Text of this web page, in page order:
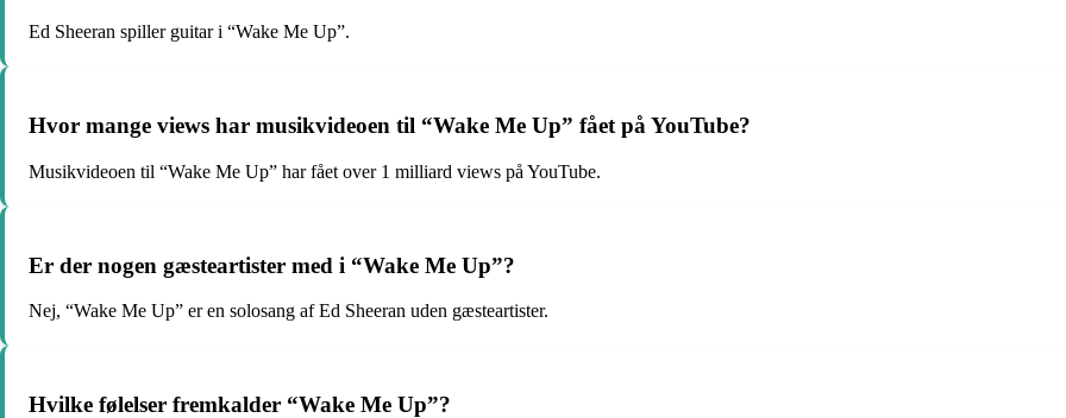
Ed Sheeran spiller guitar i “Wake Me Up”.
Hvor mange views har musikvideoen til “Wake Me Up” fået på YouTube?
Musikvideoen til “Wake Me Up” har fået over 1 milliard views på YouTube.
Er der nogen gæsteartister med i “Wake Me Up”?
Nej, “Wake Me Up” er en solosang af Ed Sheeran uden gæsteartister.
Hvilke følelser fremkalder “Wake Me Up”?